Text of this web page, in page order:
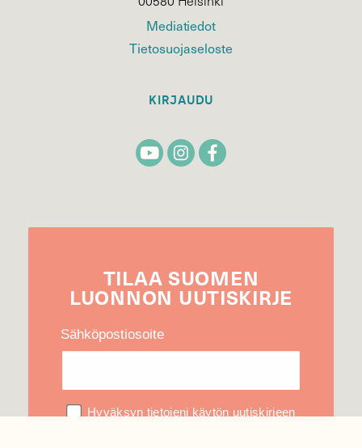
Mediatiedot
Tietosuojaseloste
KIRJAUDU
TILAA SUOMEN
LUONNON UUTIS­KIRJE
Sähköpostiosoite
Hyväksyn tietojeni käytön uutiskirjeen